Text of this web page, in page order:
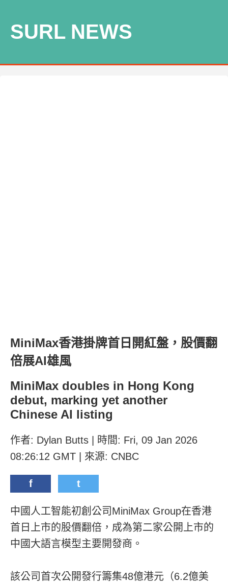
SURL NEWS
MiniMax香港掛牌首日開紅盤，股價翻
倍展AI雄風
MiniMax doubles in Hong Kong
debut, marking yet another
Chinese AI listing
作者: Dylan Butts | 時間: Fri, 09 Jan 2026
08:26:12 GMT | 來源: CNBC
f t
中國人工智能初創公司MiniMax Group在香港
首日上市的股價翻倍，成為第二家公開上市的
中國大語言模型主要開發商。
該公司首次公開發行籌集48億港元（6.2億美